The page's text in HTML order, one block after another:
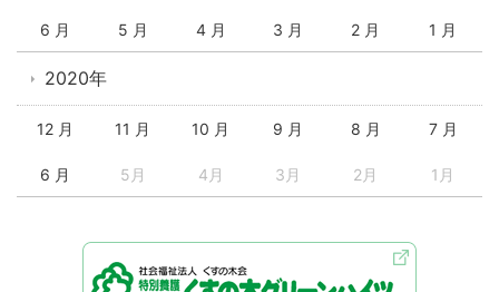
6 月 5 月 4 月 3 月 2 月 1 月
2020年
12 月 11 月 10 月 9 月 8 月 7 月
6 月 5月 4月 3月 2月 1月